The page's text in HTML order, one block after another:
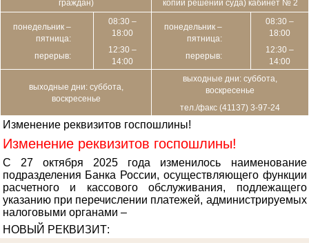
граждан)
копий решений суда) кабинет № 2
понедельник –
пятница:
перерыв:
08:30 –
18:00
12:30 –
14:00
понедельник –
пятница:
перерыв:
08:30 –
18:00
12:30 –
14:00
выходные дни: суббота,
воскресенье
выходные дни: суббота,
воскресенье
тел./факс (41137) 3-97-24
Изменение реквизитов госпошлины!
Изменение реквизитов госпошлины!
С 27 октября 2025 года изменилось наименование
подразделения Банка России, осуществляющего функции
расчетного и кассового обслуживания, подлежащего
указанию при перечислении платежей, администрируемых
налоговыми органами –
НОВЫЙ РЕКВИЗИТ: